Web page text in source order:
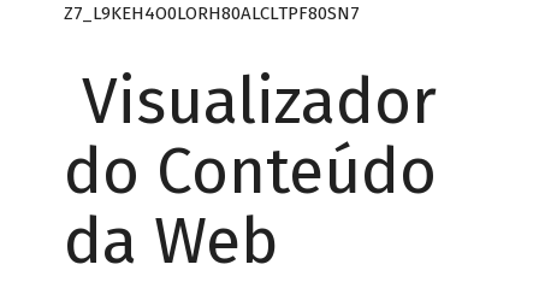
Z7_L9KEH4O0LORH80ALCLTPF80SN7
Visualizador
do Conteúdo
da Web